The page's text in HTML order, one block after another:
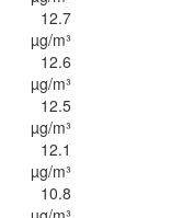
12.7
µg/m³
12.6
µg/m³
12.5
µg/m³
12.1
µg/m³
10.8